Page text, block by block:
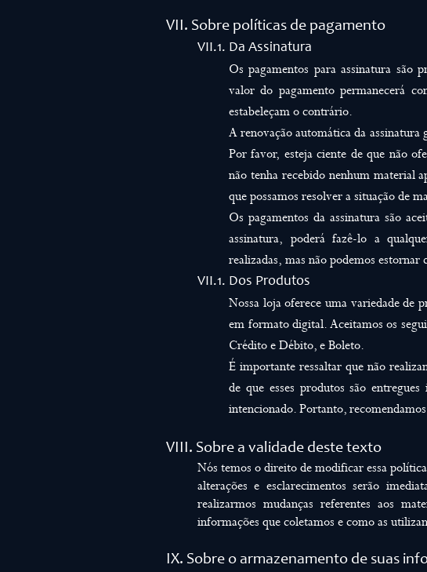
VII. Sobre políticas de pagamento
VII.1. Da Assinatura
Os pagamentos para assinatura são
valor do pagamento permanecerá
estabeleçam o contrário.
A renovação automática da
Por favor, esteja ciente de que não
não tenha recebido nenhum material
que possamos resolver a situação de
Os pagamentos da assinatura são
assinatura, poderá fazê-lo a
realizadas, mas não podemos estornar
VII.1. Dos Produtos
Nossa loja oferece uma variedade de
em formato digital. Aceitamos os
Crédito e Débito, e Boleto.
É importante ressaltar que não
de que esses produtos são
intencionado. Portanto,
VIII. Sobre a validade deste texto
Nós temos o direito de modificar essa
alterações e esclarecimentos serão
realizarmos mudanças referentes aos
informações que coletamos e como as
IX. Sobre o armazenamento de suas